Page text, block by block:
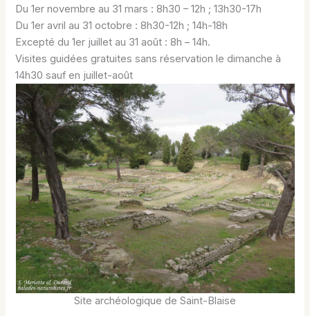
Du 1er novembre au 31 mars : 8h30 – 12h ; 13h30-17h
Du 1er avril au 31 octobre : 8h30-12h ; 14h-18h
Excepté du 1er juillet au 31 août : 8h – 14h.
Visites guidées gratuites sans réservation le dimanche à
14h30 sauf en juillet-août
Site archéologique de Saint-Blaise